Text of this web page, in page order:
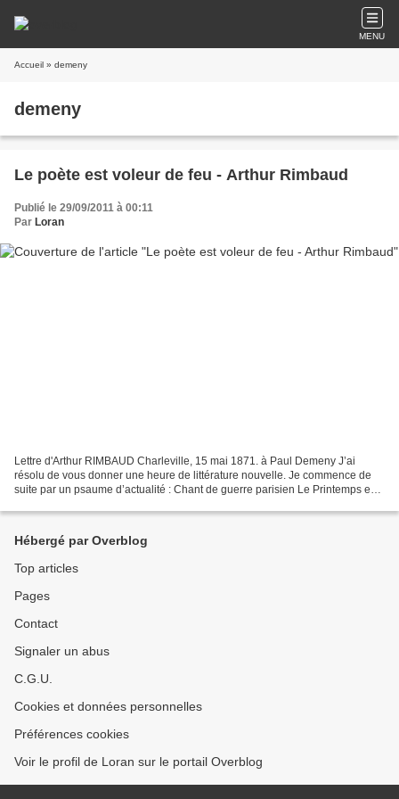
MENU
Accueil » demeny
demeny
Le poète est voleur de feu - Arthur Rimbaud
Publié le 29/09/2011 à 00:11
Par Loran
Lettre d'Arthur RIMBAUD Charleville, 15 mai 1871. à Paul Demeny J’ai
résolu de vous donner une heure de littérature nouvelle. Je commence de
suite par un psaume d’actualité : Chant de guerre parisien Le Printemps est
Hébergé par Overblog
Top articles
Pages
Contact
Signaler un abus
C.G.U.
Cookies et données personnelles
Préférences cookies
Voir le profil de Loran sur le portail Overblog